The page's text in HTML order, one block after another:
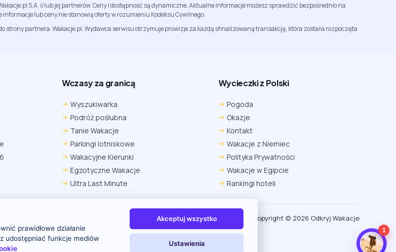
S.A. i/lub jej partnerów. Ceny i dostępność są dynamiczne. Aktualne informacje możesz sprawdzić bezpośrednio na
lub ceny nie stanowią oferty w rozumieniu Kodeksu Cywilnego.
strony partnera: Wakacje.pl. Wydawca serwisu otrzymuje prowizje za każdą sfinalizowaną transakcję, która została rozpoczęta
Wczasy za granicą
Wyszukiwarka
Podróż poślubna
Tanie Wakacje
Parkingi lotniskowe
Wakacyjne Kierunki
Egzotyczne Wakacje
Ultra Last Minute
Wycieczki z Polski
Pogoda
Okazje
Kontakt
Wakacje z Niemiec
Polityka Prywatności
Wakacje w Egipcie
Rankingi hoteli
Copyright (c) 2026 Odkryj Wakacje
1
Edge
Ustawienia → Prywatność i bezpieczeństwo → Pliki
cookie innych firm → ustaw „Zezwalaj”.
Na czas rezerwacji nie blokuj cookies i śledzenia dla tej
Na czas rezerwacji nie korzystaj z trybu incognito.
prawidłowe działanie
udostępniać funkcje mediów
Akceptuj wszystko
Ustawienia